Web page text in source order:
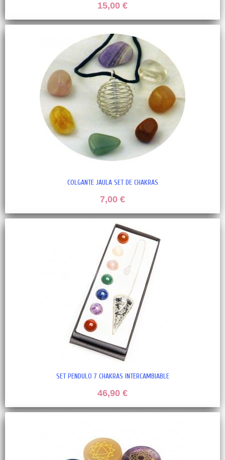
15,00 €
COLGANTE JAULA SET DE CHAKRAS
7,00 €
SET PENDULO 7 CHAKRAS INTERCAMBIABLE
46,90 €